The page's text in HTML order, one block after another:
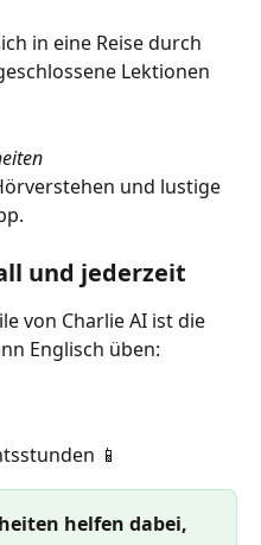
in eine Reise durch
Lektionen
und lustige
und jederzeit
von Charlie AI ist die
Englisch üben:
📱
helfen dabei,